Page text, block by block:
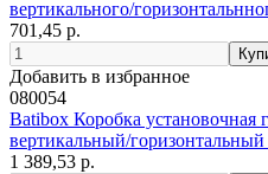
вертикального/
701,45 р.
Добавить в избранное
080054
Batibox Коробка установочная
вертикальный/
1 389,53 р.